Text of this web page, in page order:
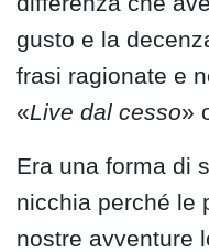
gusto e la
frasi ragionate e
«Live dal cesso»
Era una forma di
nicchia perché le
nostre avventure